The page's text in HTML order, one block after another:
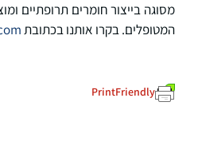
מסוגה בייצור חומרים תרופתיים
המטופלים. בקרו אותנו בכתובת
PrintFriendly